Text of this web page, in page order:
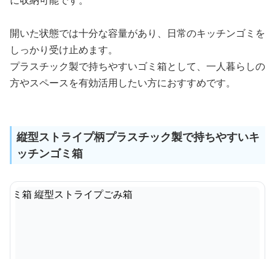
開いた状態では十分な容量があり、日常のキッチンゴミを
しっかり受け止めます。
プラスチック製で持ちやすいゴミ箱として、一人暮らしの
方やスペースを有効活用したい方におすすめです。
縦型ストライプ柄プラスチック製で持ちやすいキ
ッチンゴミ箱